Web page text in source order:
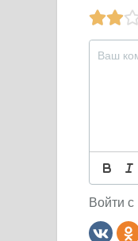
Войти с